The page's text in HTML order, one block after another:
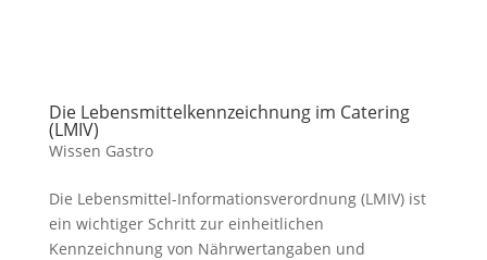
Die Lebensmittelkennzeichnung im Catering
(LMIV)
Wissen Gastro
Die Lebensmittel-Informationsverordnung (LMIV) ist
ein wichtiger Schritt zur einheitlichen
Kennzeichnung von Nährwertangaben und